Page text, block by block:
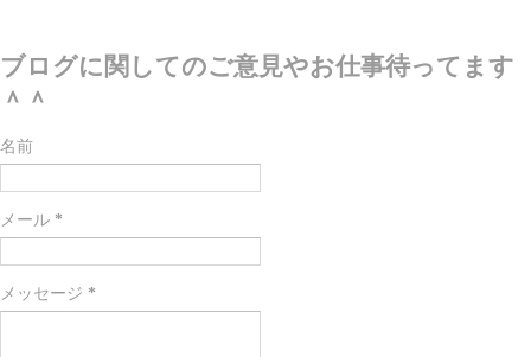
ブログに関してのご意見やお仕事待ってます
＾＾
名前
メール *
メッセージ *